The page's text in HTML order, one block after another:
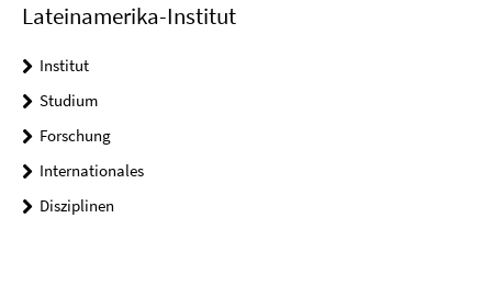
Lateinamerika-Institut
Institut
Studium
Forschung
Internationales
Disziplinen